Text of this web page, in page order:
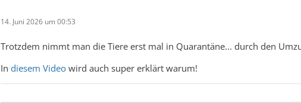
14. Juni 2026 um 00:53
Trotzdem nimmt man die Tiere erst mal in Quarantäne... durch den
In diesem Video wird auch super erklärt warum!